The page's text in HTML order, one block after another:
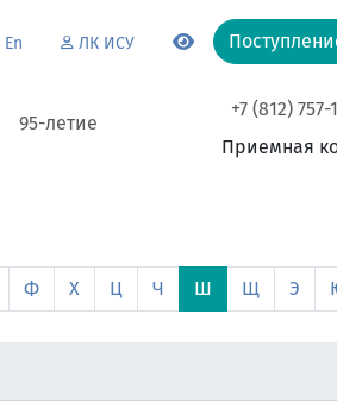
En ЛК ИСУ
95-летие
+7 (812) 757-
Приемная
Ф Х Ц Ч Ш Щ Э